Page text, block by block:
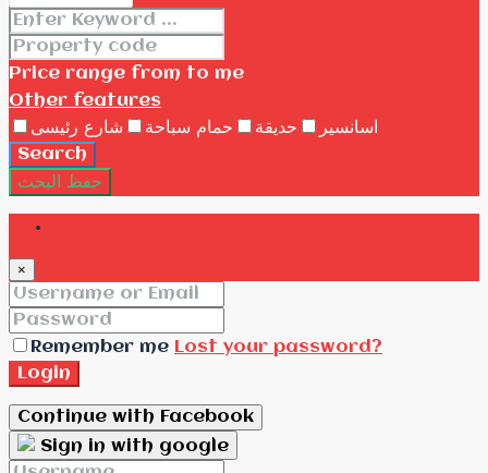
Price range from to me
Other features
اسانسير
حديقة حمام سباحة
شارع رئيسى
Search
حفظ البحث
×
Remember me Lost your password?
Login
Continue with Facebook
Sign in with google